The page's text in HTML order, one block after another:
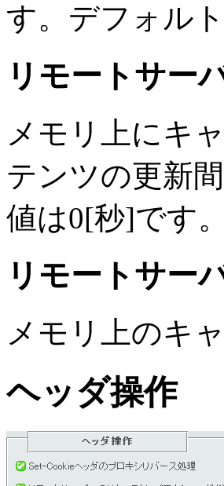
す。デフォル
リモートサー
メモリ上にキ
テンツの更新
値は0[秒]です。
リモートサー
メモリ上のキ
ヘッダ操作